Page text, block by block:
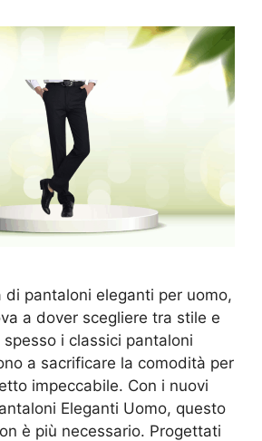
di pantaloni eleganti per uomo,
a dover scegliere tra stile e
i classici pantaloni
a sacrificare la comodità per
impeccabile. Con i nuovi
Eleganti Uomo, questo
è più necessario. Progettati